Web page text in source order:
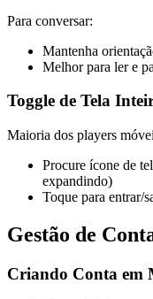
Para conversar:
Mantenha
Melhor para ler e
Toggle de Tela
Maioria dos players
Procure ícone de
expandindo)
Toque para entrar/
Gestão de
Criando Conta em